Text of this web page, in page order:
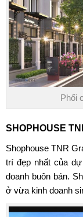
Phối
SHOPHOUSE
Shophouse TNR
trí đẹp nhất của
doanh buôn bán.
ở vừa kinh doanh